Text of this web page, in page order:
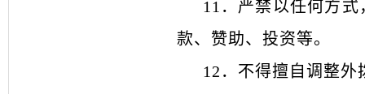
11 ． 严禁以任何方
款、赞助、投资等。
12．不得擅自调整